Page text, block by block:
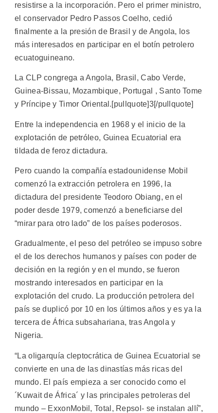
resistirse a la incorporación. Pero el primer ministro,
el conservador Pedro Passos Coelho, cedió
finalmente a la presión de Brasil y de Angola, los
más interesados en participar en el botín petrolero
ecuatoguineano.
La CLP congrega a Angola, Brasil, Cabo Verde,
Guinea-Bissau, Mozambique, Portugal , Santo Tome
y Príncipe y Timor Oriental.[pullquote]3[/pullquote]
Entre la independencia en 1968 y el inicio de la
explotación de petróleo, Guinea Ecuatorial era
tildada de feroz dictadura.
Pero cuando la compañía estadounidense Mobil
comenzó la extracción petrolera en 1996, la
dictadura del presidente Teodoro Obiang, en el
poder desde 1979, comenzó a beneficiarse del
“mirar para otro lado” de los países poderosos.
Gradualmente, el peso del petróleo se impuso sobre
el de los derechos humanos y países con poder de
decisión en la región y en el mundo, se fueron
mostrando interesados en participar en la
explotación del crudo. La producción petrolera del
país se duplicó por 10 en los últimos años y es ya la
tercera de África subsahariana, tras Angola y
Nigeria.
“La oligarquía cleptocrática de Guinea Ecuatorial se
convierte en una de las dinastías más ricas del
mundo. El país empieza a ser conocido como el
´Kuwait de África´ y las principales petroleras del
mundo – ExxonMobil, Total, Repsol- se instalan allí”,